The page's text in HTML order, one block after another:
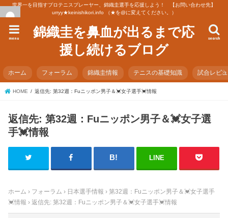
世界一を目指すプロテニスプレーヤー、錦織圭選手を応援しよう！ 【お問い合わせ先】
urryy★keinishikori.info （★を@に変えてください。）
錦織圭を鼻血が出るまで応
援し続けるブログ
search
menu
ホーム フォーラム 錦織圭情報 テニスの基礎知識 試合レビ
HOME 返信先: 第32週：Fuニッポン男子＆💓女子選手💓情報
返信先: 第32週：Fuニッポン男子＆💓女子選
手💓情報
LINE
ホーム › フォーラム › 日本選手情報 › 第32週：Fuニッポン男子＆💓女子選手
💓情報 › 返信先: 第32週：Fuニッポン男子＆💓女子選手💓情報